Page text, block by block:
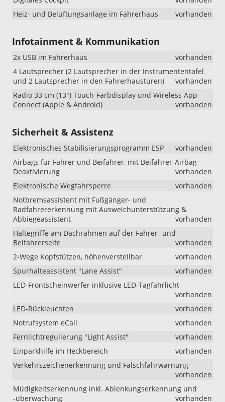
Heiz- und Belüftungsanlage im Fahrerhaus
vorhanden
Infotainment & Kommunikation
2x USB im Fahrerhaus
vorhanden
4 Lautsprecher (2 Lautsprecher in der Instrumententafel
und 2 Lautsprecher in den Fahrerhaustüren)
vorhanden
Radio 33 cm (13") Touch-Farbdisplay und Wireless App-
Connect (Apple & Android)
vorhanden
Sicherheit & Assistenz
Elektronisches Stabilisierungsprogramm ESP
vorhanden
Airbags für Fahrer und Beifahrer, mit Beifahrer-Airbag-
Deaktivierung
vorhanden
Elektronische Wegfahrsperre
vorhanden
Notbremsassistent mit Fußgänger- und
Radfahrererkennung mit Ausweichunterstützung &
Abbiegeassistent
vorhanden
Haltegriffe am Dachrahmen auf der Fahrer- und
Beifahrerseite
vorhanden
2-Wege Kopfstützen, höhenverstellbar
vorhanden
Spurhalteassistent "Lane Assist"
vorhanden
LED-Frontscheinwerfer inklusive LED-Tagfahrlicht
vorhanden
LED-Rückleuchten
vorhanden
Notrufsystem eCall
vorhanden
Fernlichtregulierung "Light Assist"
vorhanden
Einparkhilfe im Heckbereich
vorhanden
Verkehrszeichenerkennung und Falschfahrwarnung
vorhanden
Müdigkeitserkennung inkl. Ablenkungserkennung und
-überwachung
vorhanden